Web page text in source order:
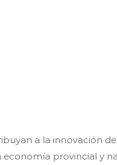
a la innovación
economía provincial y